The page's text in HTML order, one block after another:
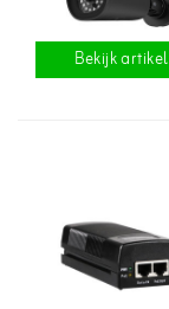
Bekijk artikel